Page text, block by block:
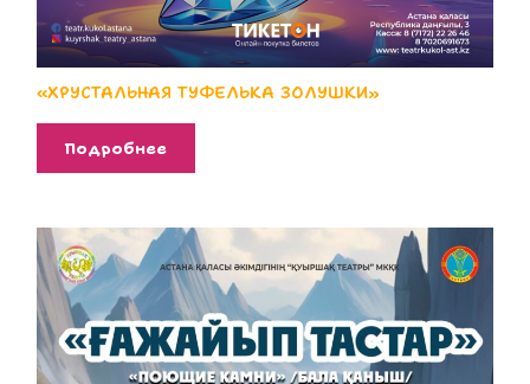
«ХРУСТАЛЬНАЯ ТУФЕЛЬКА ЗОЛУШКИ»
Подробнее